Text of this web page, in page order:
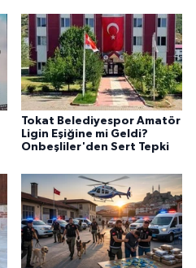
Tokat Belediyespor Amatör
Ligin Eşiğine mi Geldi?
Onbeşliler'den Sert Tepki